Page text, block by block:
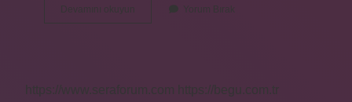
Devamını okuyun
Müfessirler
Yorum Bırak
https://www.seraforum.com
https://begu.com.tr